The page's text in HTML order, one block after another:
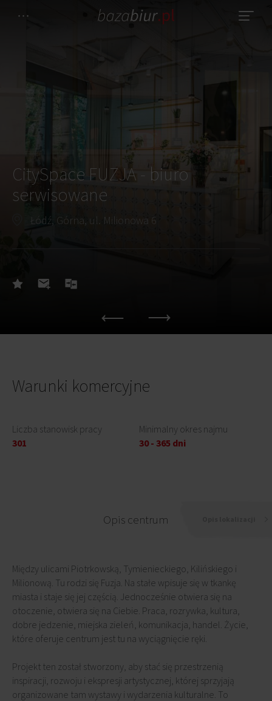
CitySpace FUZJA - biuro
serwisowane
Łódź, Górna, ul. Milionowa 6
Warunki komercyjne
Liczba stanowisk pracy
301
Minimalny okres najmu
30 - 365 dni
Opis centrum
Między ulicami Piotrkowską, Tymienieckiego, Kilińskiego i
Milionową. Tu rodzi się Fuzja. Na stałe wpisuje się w tkankę
miasta i staje się jej częścią. Jednocześnie otwiera się na
otoczenie, otwiera się na Ciebie. Praca, rozrywka, kultura,
dobre jedzenie, miejska zieleń, komunikacja, handel. Życie,
które oferuje centrum jest tu na wyciągnięcie ręki.
Projekt ten został stworzony, aby stać się przestrzenią
inspiracji, rozwoju i ekspresji artystycznej, której sprzyjają
organizowane tam wystawy i wydarzenia kulturalne. To